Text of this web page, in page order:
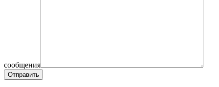
сообщения